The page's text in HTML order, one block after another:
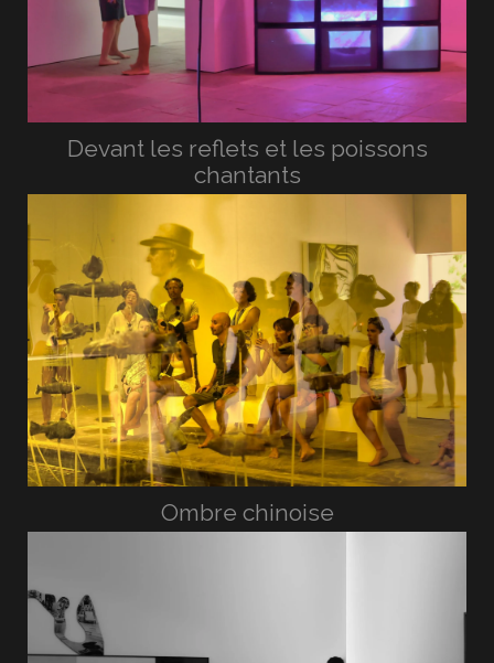
Devant les reflets et les poissons
chantants
Ombre chinoise